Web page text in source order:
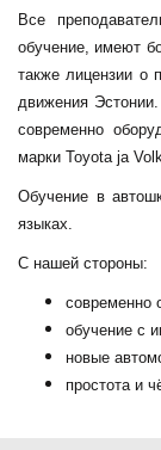
Все
обучение, имеют
также лицензии о
движения
современно
марки Toyota ja
Обучение в
языках.
С нашей стороны:
современно
обучение с
новые
простота и